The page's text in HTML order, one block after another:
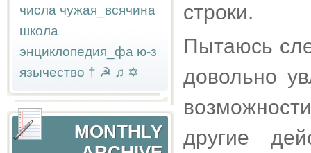
числа чужая_всячина
школа
энциклопедия_фа ю-з
язычество † ☭ ♫ ✡
MONTHLY
строки.
Пытаюсь
довольно
другие